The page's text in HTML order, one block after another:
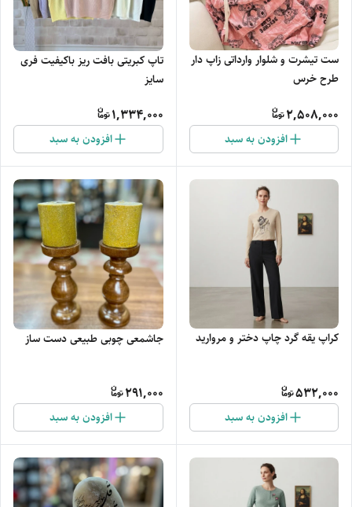
ست تیشرت و شلوار وارداتی زاپ دار
طرح خرس
2,508,000
افزودن به سبد
تاپ کبریتی بافت ریز باکیفیت فری
سایز
1,334,000
افزودن به سبد
کراپ یقه گرد چاپ دختر و مروارید
532,000
افزودن به سبد
جاشمعی چوبی طبیعی دست ساز
291,000
افزودن به سبد